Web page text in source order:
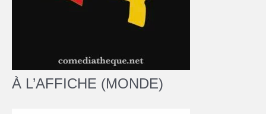
À L’AFFICHE (MONDE)